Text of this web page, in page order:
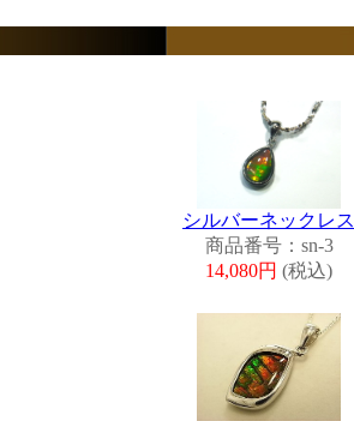
シルバーネックレス
商品番号：sn-3
14,080円 (税込)